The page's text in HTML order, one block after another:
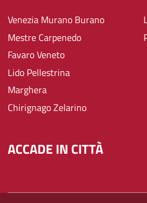
Venezia Murano Burano
Mestre Carpenedo
Favaro Veneto
Lido Pellestrina
Marghera
Chirignago Zelarino
ACCADE IN CITTÀ